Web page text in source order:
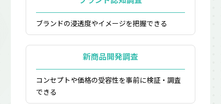
ブランドの浸透度やイメージを把握できる
新商品開発調査
コンセプトや価格の受容性を事前に検証・調査
できる